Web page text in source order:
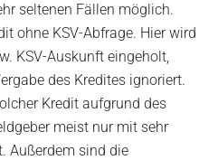
seltenen Fällen möglich.
ohne KSV-Abfrage. Hier wird
KSV-Auskunft eingeholt,
des Kredites ignoriert.
Kredit aufgrund des
meist nur mit sehr
Außerdem sind die